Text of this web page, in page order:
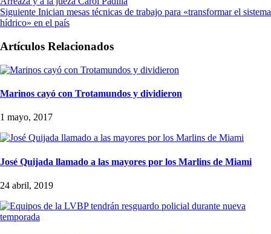
Siguiente Inician mesas técnicas de trabajo para «transformar el sistema
hídrico» en el país
Artículos Relacionados
Marinos cayó con Trotamundos y dividieron
1 mayo, 2017
José Quijada llamado a las mayores por los Marlins de Miami
24 abril, 2019